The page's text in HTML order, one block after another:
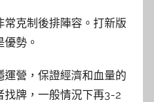
常克制後排陣容。打新版
勢。
營，保證經濟和血量的
找牌，一般情況下再3-2